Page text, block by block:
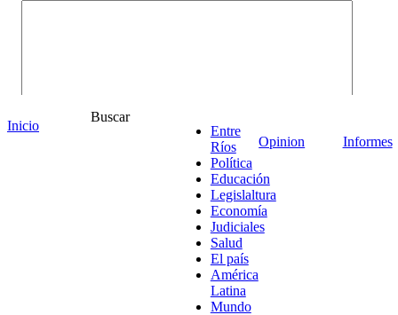
Inicio
Buscar
Entre
Ríos
Política
Educación
Legislaltura
Economía
Judiciales
Salud
El país
América
Latina
Mundo
Opinion Informes
¡Ponete en contacto!